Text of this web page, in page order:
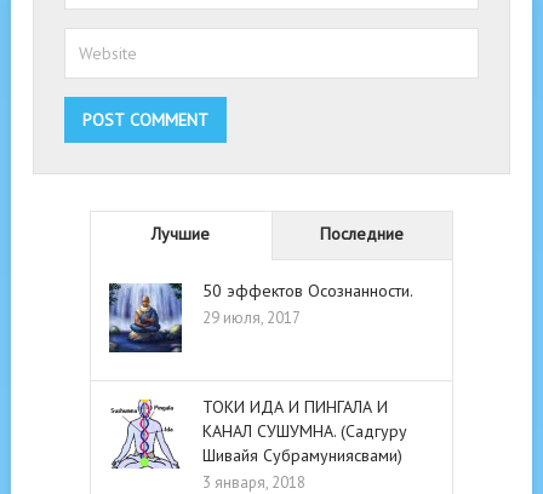
Лучшие Последние
50 эффектов Осознанности.
29 июля, 2017
ТОКИ ИДА И ПИНГАЛА И
КАНАЛ СУШУМНА. (Садгуру
Шивайя Субрамуниясвами)
3 января, 2018